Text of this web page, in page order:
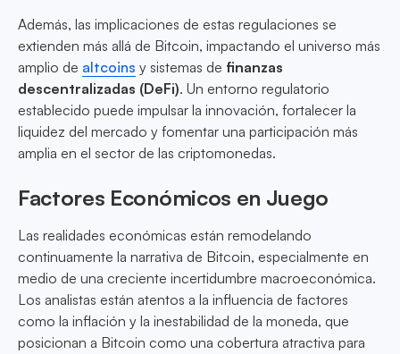
Además, las implicaciones de estas regulaciones se
extienden más allá de Bitcoin, impactando el universo más
amplio de altcoins y sistemas de finanzas
descentralizadas (DeFi). Un entorno regulatorio
establecido puede impulsar la innovación, fortalecer la
liquidez del mercado y fomentar una participación más
amplia en el sector de las criptomonedas.
Factores Económicos en Juego
Las realidades económicas están remodelando
continuamente la narrativa de Bitcoin, especialmente en
medio de una creciente incertidumbre macroeconómica.
Los analistas están atentos a la influencia de factores
como la inflación y la inestabilidad de la moneda, que
posicionan a Bitcoin como una cobertura atractiva para